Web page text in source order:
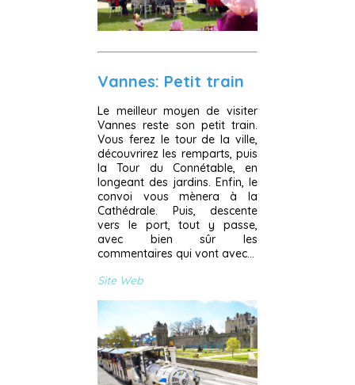
Vannes: Petit train
Le meilleur moyen de visiter
Vannes reste son petit train.
Vous ferez le tour de la ville,
découvrirez les remparts, puis
la Tour du Connétable, en
longeant des jardins. Enfin, le
convoi vous mènera à la
Cathédrale. Puis, descente
vers le port, tout y passe,
avec bien sûr les
commentaires qui vont avec…
Site Web